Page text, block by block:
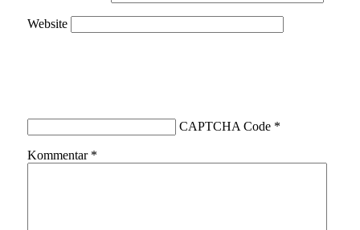
Website
CAPTCHA Code*
Kommentar *